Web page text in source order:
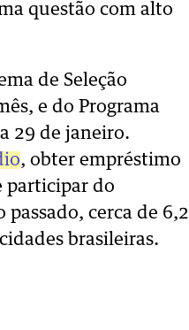
questão com alto
de Seleção
e do Programa
29 de janeiro.
, obter empréstimo
participar do
cerca de 6,2
brasileiras.